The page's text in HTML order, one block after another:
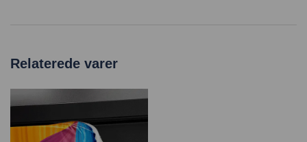
Relaterede varer